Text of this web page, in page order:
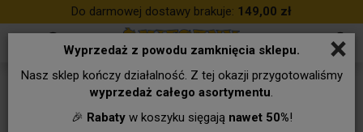
×
Wyprzedaż z powodu zamknięcia sklepu.
Nasz sklep kończy działalność. Z tej okazji przygotowaliśmy
wyprzedaż całego asortymentu.
🎉 Rabatyw koszyku sięgają nawet 50%!
Do darmowej dostawy brakuje: 149,00 zł